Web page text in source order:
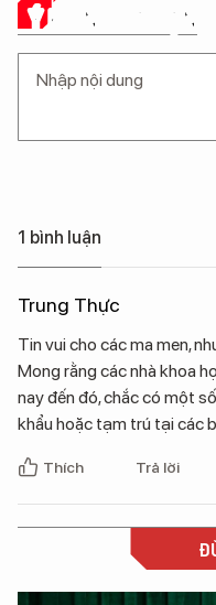
Ý KIẾN CỦA BẠN
1 bình luận
Trung Thực
Tin vui cho các ma men,
Mong rằng các nhà khoa
nay đến đó, chắc có một
khẩu hoặc tạm trú tại các
Thích Trả lời